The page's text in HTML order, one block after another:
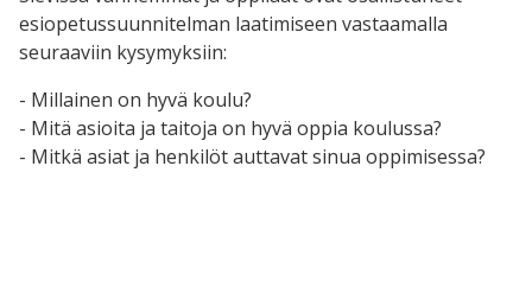
esiopetussuunnitelman laatimiseen vastaamalla
seuraaviin kysymyksiin:
- Millainen on hyvä koulu?
- Mitä asioita ja taitoja on hyvä oppia koulussa?
- Mitkä asiat ja henkilöt auttavat sinua oppimisessa?